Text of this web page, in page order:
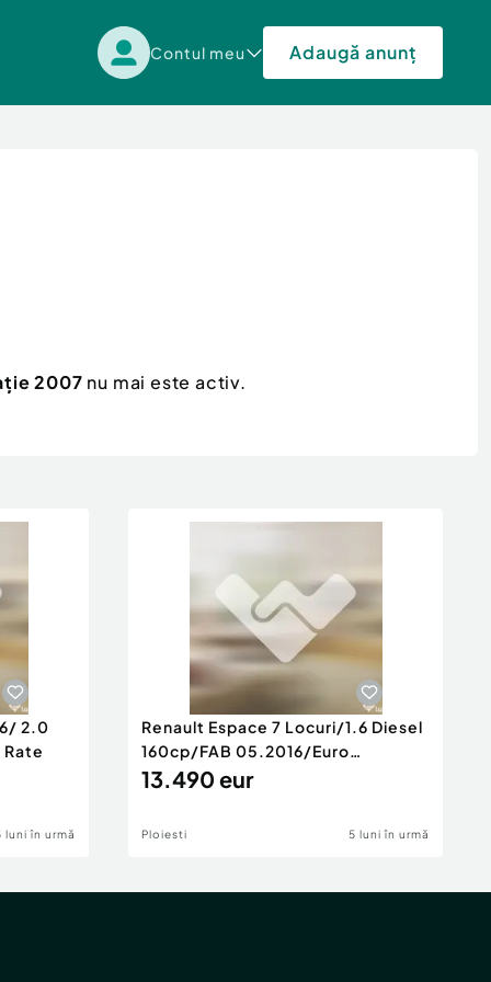
Contul meu Adaugă anunț
2007 nu mai este activ.
2.0
luni în urmă
Renault Espace 7 Locuri/1.6 Diesel
160cp/FAB 05.2016/Euro
6/Posibilita
13.490 eur
Ploiesti 5 luni în urmă